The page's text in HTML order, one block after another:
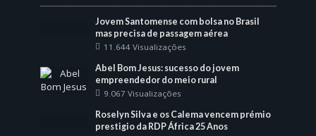
Jovem Santomense com bolsa no Brasil
mas precisa de passagem aérea
11.644 Visualizações
Abel Bom Jesus: sucesso do jovem
empreendedor do meio rural
9.067 Visualizações
Roselyn Silva e os Calema vencem prémio
prestigio da RDP África 25 Anos